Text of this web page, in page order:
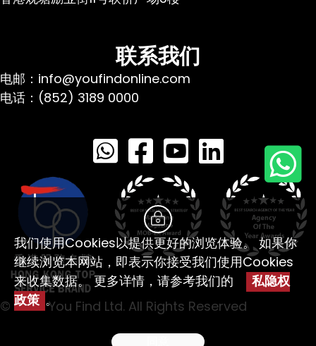
联系我们
电邮：info@youfindonline.com
电话：(852) 3189 0000
© 2026 You Find Ltd. All Rights Reserved
我们使用Cookies以提供更好的浏览体验。 如果你
继续浏览本网站，即表示你接受我们使用Cookies
来收集数据。 更多详情，请参考我们的
私隐权
政策 。